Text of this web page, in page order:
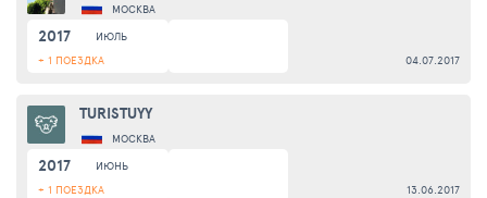
МОСКВА
2017
ИЮЛЬ
+ 1 ПОЕЗДКА
04.07.2017
TURISTUYY
МОСКВА
2017
ИЮНЬ
+ 1 ПОЕЗДКА
13.06.2017